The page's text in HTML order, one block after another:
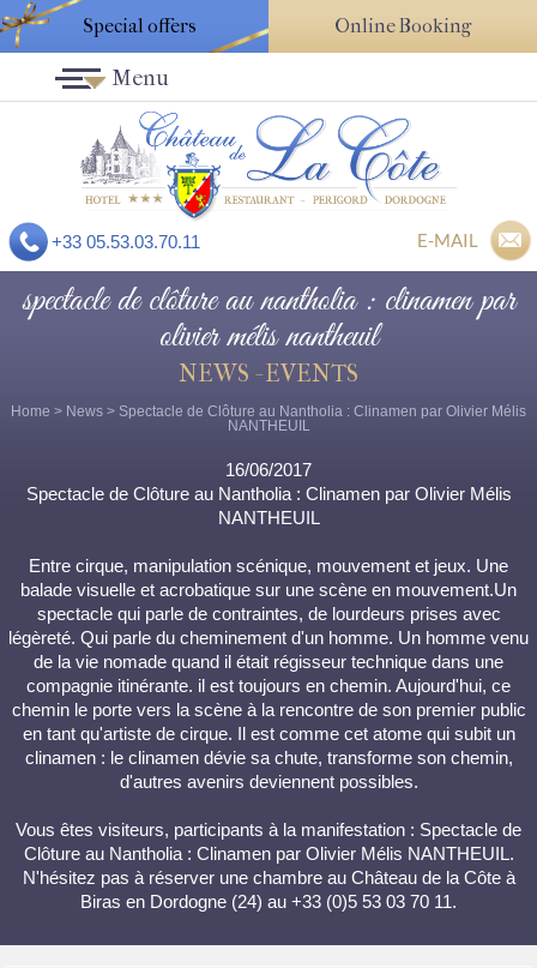
Special offers Online Booking
+33 05.53.03.70.11 E-MAIL
Menu
spectacle de clôture au nantholia : clinamen par
olivier mélis nantheuil
NEWS - EVENTS
Home > News > Spectacle de Clôture au Nantholia : Clinamen par Olivier Mélis
NANTHEUIL
16/06/2017
Spectacle de Clôture au Nantholia : Clinamen par Olivier Mélis
NANTHEUIL
Entre cirque, manipulation scénique, mouvement et jeux. Une
balade visuelle et acrobatique sur une scène en mouvement.Un
spectacle qui parle de contraintes, de lourdeurs prises avec
légèreté. Qui parle du cheminement d'un homme. Un homme venu
de la vie nomade quand il était régisseur technique dans une
compagnie itinérante. il est toujours en chemin. Aujourd'hui, ce
chemin le porte vers la scène à la rencontre de son premier public
en tant qu'artiste de cirque. Il est comme cet atome qui subit un
clinamen : le clinamen dévie sa chute, transforme son chemin,
d'autres avenirs deviennent possibles.
Vous êtes visiteurs, participants à la manifestation : Spectacle de
Clôture au Nantholia : Clinamen par Olivier Mélis NANTHEUIL.
N'hésitez pas à réserver une chambre au Château de la Côte à
Biras en Dordogne (24) au +33 (0)5 53 03 70 11.